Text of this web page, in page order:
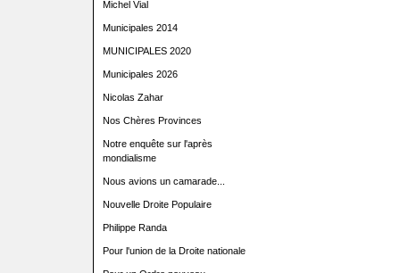
Michel Vial
Municipales 2014
MUNICIPALES 2020
Municipales 2026
Nicolas Zahar
Nos Chères Provinces
Notre enquête sur l'après
mondialisme
Nous avions un camarade...
Nouvelle Droite Populaire
Philippe Randa
Pour l'union de la Droite nationale